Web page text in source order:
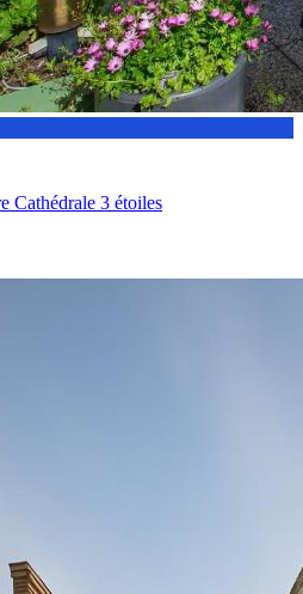
Cathédrale 3 étoiles